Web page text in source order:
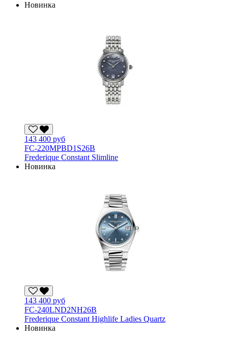
Новинка
143 400 руб
FC-220MPBD1S26B
Frederique Constant Slimline
Новинка
143 400 руб
FC-240LND2NH26B
Frederique Constant Highlife Ladies Quartz
Новинка